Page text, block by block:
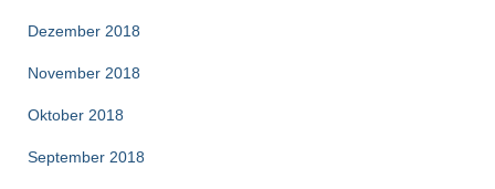
Dezember 2018
November 2018
Oktober 2018
September 2018